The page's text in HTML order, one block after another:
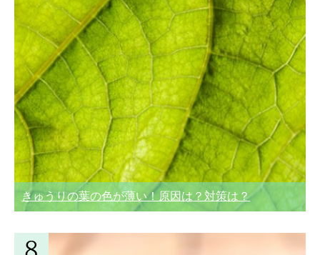
きゅうりの葉の色が薄い！原因は？対策は？